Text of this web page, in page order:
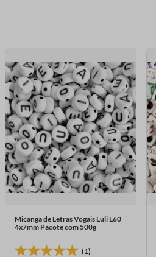
Micanga de Letras Vogais Luli L60
4x7mm Pacote com 500g
(1)